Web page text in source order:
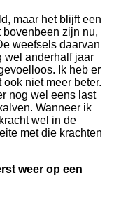
maar het blijft een
zijn nu,
weefsels daarvan
wel anderhalf jaar
Ik heb er
niet meer beter.
nog wel eens last
Wanneer ik
wel in de
met die krachten
weer op een